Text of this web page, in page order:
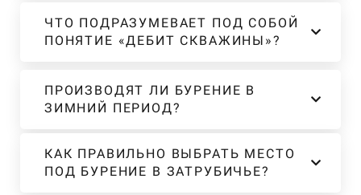
ЧТО ПОДРАЗУМЕВАЕТ ПОД СОБОЙ
ПОНЯТИЕ «ДЕБИТ СКВАЖИНЫ»?
ПРОИЗВОДЯТ ЛИ БУРЕНИЕ В
ЗИМНИЙ ПЕРИОД?
КАК ПРАВИЛЬНО ВЫБРАТЬ МЕСТО
ПОД БУРЕНИЕ В ЗАТРУБИЧЬЕ?